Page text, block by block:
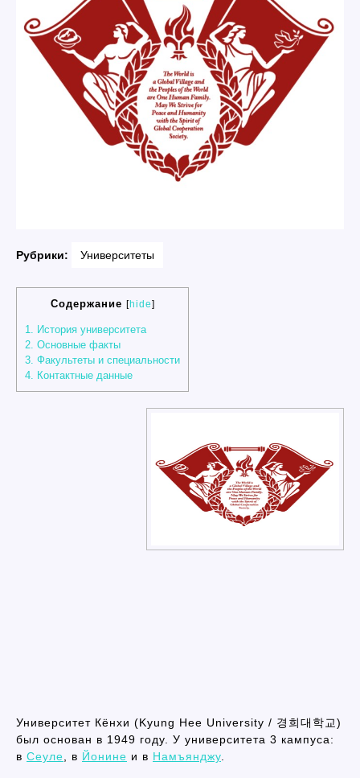
Рубрики: Университеты
Содержание [hide]
1. История университета
2. Основные факты
3. Факультеты и специальности
4. Контактные данные
Университет Кёнхи (Kyung Hee University / 경희대학교)
был основан в 1949 году. У университета 3 кампуса:
в Сеуле, в Йонине и в Намъянджу.